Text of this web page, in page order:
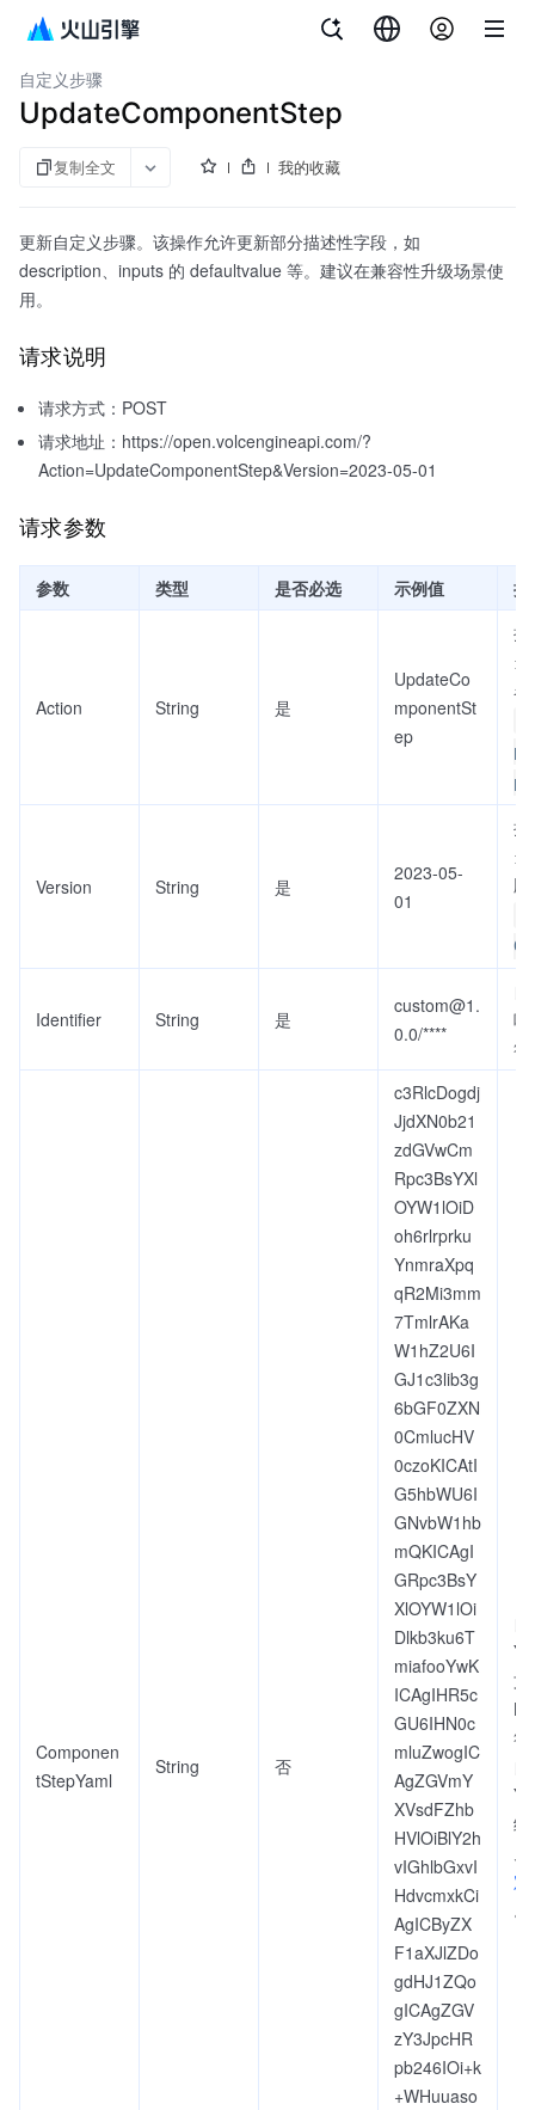
持续交付
自定义步骤
UpdateComponentStep
复制全文 我的收藏
更新自定义步骤。该操作允许更新部分描述性字段，如
description、inputs 的 defaultvalue 等。建议在兼容性升级场景使
用。
请求说明
请求方式：POST
请求地址：https://open.volcengineapi.com/?
Action=UpdateComponentStep&Version=2023-05-01
请求参数
参数 类型 是否必选 示例值 描
Action String 是
UpdateCo
mponentSt
ep
接
名
p
Version String 是
2023-05-
01
接
01
Identifier String 是
custom@1.
0.0/****
唯
符
Componen
tStepYaml
String 否
c3RlcDogdj
JjdXN0b21
zdGVwCm
Rpc3BsYXl
OYW1lOiD
oh6rlrprku
YnmraXpq
qR2Mi3mm
7TmlrAKa
W1hZ2U6I
GJ1c3lib3g
6bGF0ZXN
0CmlucHV
0czoKICAtI
G5hbWU6I
GNvbW1hb
mQKICAgI
GRpc3BsY
XlOYW1lOi
Dlkb3ku6T
miafooYwK
ICAgIHR5c
GU6IHN0c
mluZwogIC
AgZGVmY
XVsdFZhb
HVlOiBlY2h
vIGhlbGxvI
HdvcmxkCi
AgICByZX
F1aXJlZDo
gdHJ1ZQo
gICAgZGV
zY3JpcHR
pb246IOi+k
+WHuuaso
文
符
细